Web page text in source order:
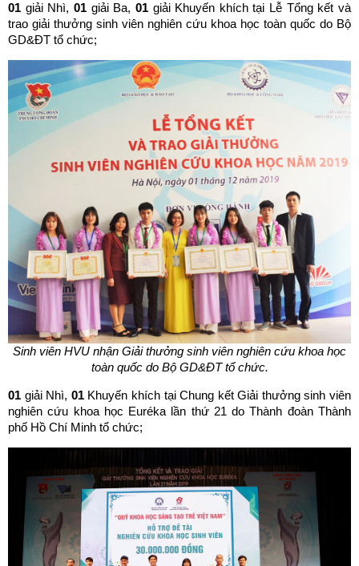
01 giải Nhì, 01 giải Ba, 01 giải Khuyến khích tại Lễ Tổng kết và
trao giải thưởng sinh viên nghiên cứu khoa học toàn quốc do Bộ
GD&ĐT tổ chức;
Sinh viên HVU nhận Giải thưởng sinh viên nghiên cứu khoa học
toàn quốc do Bộ GD&ĐT tổ chức.
01 giải Nhì, 01Khuyến khích tại Chung kết Giải thưởng sinh viên
nghiên cứu khoa học Euréka lần thứ 21 do Thành đoàn Thành
phố Hồ Chí Minh tổ chức;